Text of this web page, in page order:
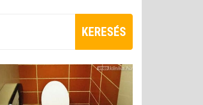
KERESÉS